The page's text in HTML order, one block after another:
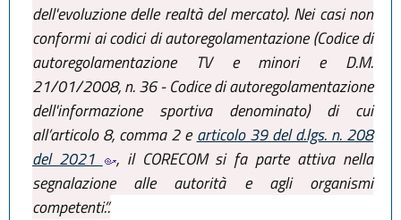
dell'evoluzione delle realtà del mercato). Nei casi non
conformi ai codici di autoregolamentazione (Codice di
autoregolamentazione TV e minori e D.M.
21/01/2008, n. 36 - Codice di autoregolamentazione
dell'informazione sportiva denominato) di cui
all’articolo 8, comma 2 e articolo 39 del d.lgs. n. 208
del 2021
, il CORECOM si fa parte attiva nella
segnalazione alle autorità e agli organismi
competenti.”.